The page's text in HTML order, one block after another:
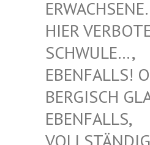
SENE… SIND
ERBOTEN,
E…, EBENFA
LLS! O-H-H –
CH
LLS, VOLLST
ÄNDIG! TLD